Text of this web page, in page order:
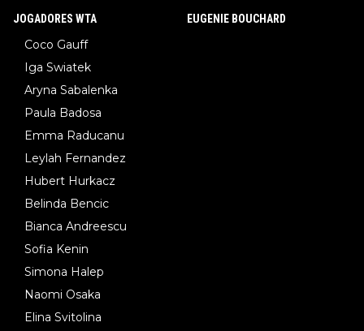
JOGADORES WTA
Coco Gauff
Iga Swiatek
Aryna Sabalenka
Paula Badosa
Emma Raducanu
Leylah Fernandez
Hubert Hurkacz
Belinda Bencic
Bianca Andreescu
Sofia Kenin
Simona Halep
Naomi Osaka
Elina Svitolina
EUGENIE BOUCHARD